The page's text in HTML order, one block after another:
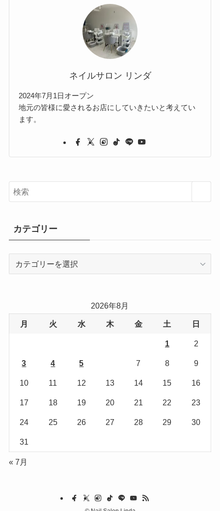
ネイルサロン リンダ
2024年7月1日オープン
地元の皆様に愛されるお店にしていきたいと考えてい
ます。
カテゴリー
2026年8月
月 火 水 木 金 土 日
1 2
3 4 5 7 8 9
10 11 12 13 14 15 16
17 18 19 20 21 22 23
24 25 26 27 28 29 30
31
« 7月